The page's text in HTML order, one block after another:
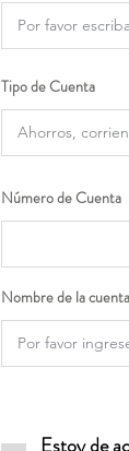
Tipo de Cuenta
Número de Cuenta
Nombre de la cuenta